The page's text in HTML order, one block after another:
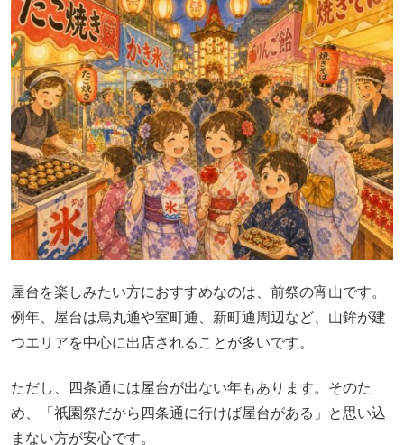
屋台を楽しみたい方におすすめなのは、前祭の宵山です。
例年、屋台は烏丸通や室町通、新町通周辺など、山鉾が建
つエリアを中心に出店されることが多いです。
ただし、四条通には屋台が出ない年もあります。そのた
め、「祇園祭だから四条通に行けば屋台がある」と思い込
まない方が安心です。